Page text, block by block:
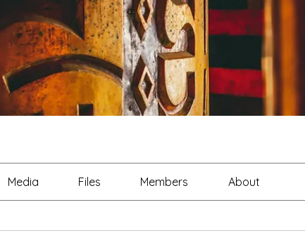
Media Files Members About